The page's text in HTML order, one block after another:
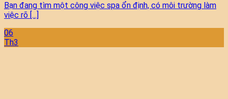
Bạn đang tìm một công việc spa ổn định, có môi trường làm
việc rõ [...]
06
Th3